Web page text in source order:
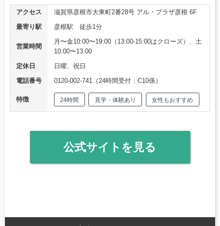
アクセス
滋賀県彦根市大東町2番28号 アル・プラザ彦根 6F
最寄り駅
彦根駅 徒歩1分
営業時間
月〜金10:00〜19:00（13:00-15:00はクローズ）、土
10:00〜13:00
定休日
日曜、祝日
電話番号
0120-002-741（24時間受付：C10係）
特徴 24時間 見学・体験あり 女性もおすすめ
公式サイトを見る